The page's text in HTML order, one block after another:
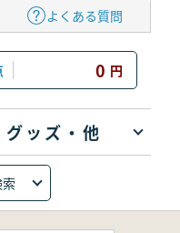
よくある質問
0 円
グッズ・他